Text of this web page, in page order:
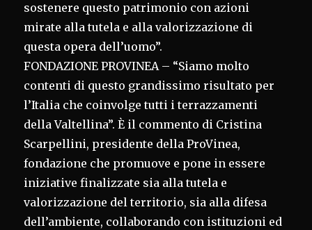
sostenere questo patrimonio con azioni
mirate alla tutela e alla valorizzazione di
questa opera dell’uomo”.
FONDAZIONE PROVINEA – “Siamo molto
contenti di questo grandissimo risultato per
l’Italia che coinvolge tutti i terrazzamenti
della Valtellina”. È il commento di Cristina
Scarpellini, presidente della ProVinea,
fondazione che promuove e pone in essere
iniziative finalizzate sia alla tutela e
valorizzazione del territorio, sia alla difesa
dell’ambiente, collaborando con istituzioni ed